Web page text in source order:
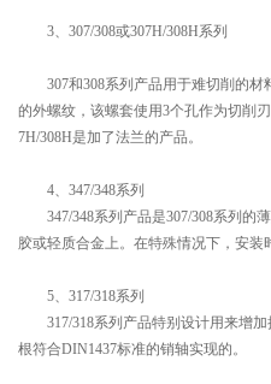
3、307/308或307H/308H系列
307和308系列产品用于难切削的
的外螺纹，该螺套使用3个孔作为切削
7H/308H是加了法兰的产品。
4、347/348系列
347/348系列产品是307/308系列的
胶或轻质合金上。在特殊情况下，安装
5、317/318系列
317/318系列产品特别设计用来增
根符合DIN1437标准的销轴实现的。